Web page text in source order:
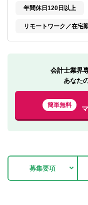
年間休日120日以上
リモートワーク／在宅
会計士業界
あなた
簡単無料
募集要項